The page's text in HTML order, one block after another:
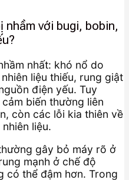
nhầm với bugi, bobin,
nhất: khó nổ do
liệu thiếu, rung giật
điện yếu. Tuy
biến thường liên
còn các lỗi kia thiên về
liệu.
gây bỏ máy rõ ở
mạnh ở chế độ
có thể đậm hơn. Trong